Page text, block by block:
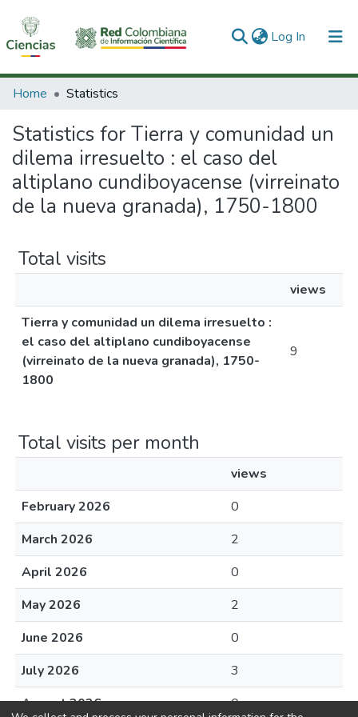
Log In (current)
Communities & Collections
All of DSpace
Home Statistics
Statistics for Tierra y comunidad un
dilema irresuelto : el caso del
altiplano cundiboyacense (virreinato
de la nueva granada), 1750-1800
Total visits
views
Tierra y comunidad un dilema irresuelto :
el caso del altiplano cundiboyacense
(virreinato de la nueva granada), 1750-
1800
9
Total visits per month
views
February 2026
0
March 2026
2
April 2026
0
May 2026
2
June 2026
0
July 2026
3
August 2026
0